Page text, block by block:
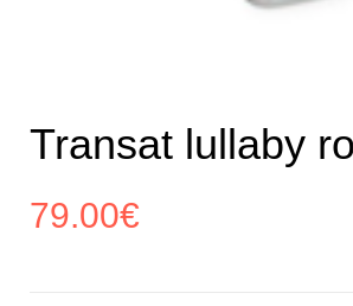
Transat lullaby
79.00€